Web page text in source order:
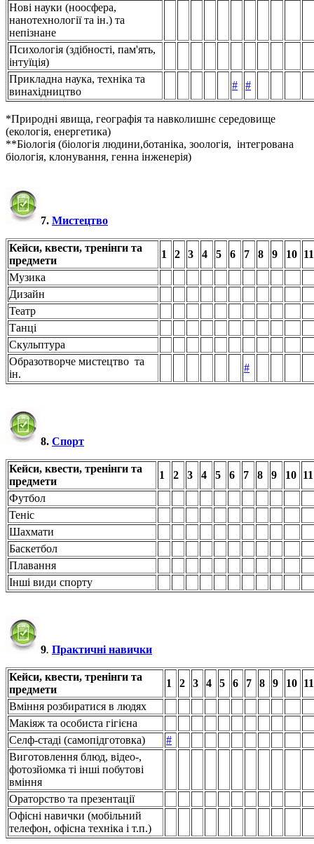
Нові науки (ноосфера,
нанотехнології та ін.) та
непізнане
Психологія (здібності, пам'ять,
інтуїція)
Прикладна наука, техніка та
винахідництво
# #
*Природні явища, географія та навколишнє середовище
(екологія, енергетика)
**Біологія (біологія людини,ботаніка, зоологія, інтегрована
біологія, клонування, генна інженерія)
7. Мистецтво
Кейси, квести, тренінги та
предмети
1 2 3 4 5 6 7 8 9 10 11
Музика
Дизайн
Театр
Танці
Скульптура
Образотворче мистецтво та
ін.
#
8. Спорт
Кейси, квести, тренінги та
предмети
1 2 3 4 5 6 7 8 9 10 11
Футбол
Теніс
Шахмати
Баскетбол
Плавання
Інші види спорту
9. Практичні навички
Кейси, квести, тренінги та
предмети
1 2 3 4 5 6 7 8 9 10 11
Вміння розбиратися в людях
Макіяж та особиста гігієна
Селф-стаді (самопідготовка)
#
Виготовлення блюд, відео-,
фотозйомка ті інші побутові
вміння
Ораторство та презентації
Офісні навички (мобільний
телефон, офісна техніка і т.п.)